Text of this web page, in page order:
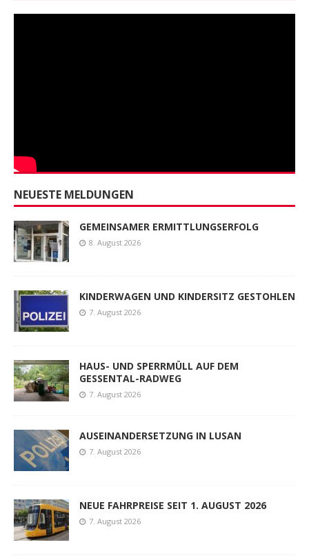
NEUESTE MELDUNGEN
GEMEINSAMER ERMITTLUNGSERFOLG
8. August 2026
KINDERWAGEN UND KINDERSITZ GESTOHLEN
7. August 2026
HAUS- UND SPERRMÜLL AUF DEM
GESSENTAL-RADWEG
7. August 2026
AUSEINANDERSETZUNG IN LUSAN
7. August 2026
NEUE FAHRPREISE SEIT 1. AUGUST 2026
7. August 2026